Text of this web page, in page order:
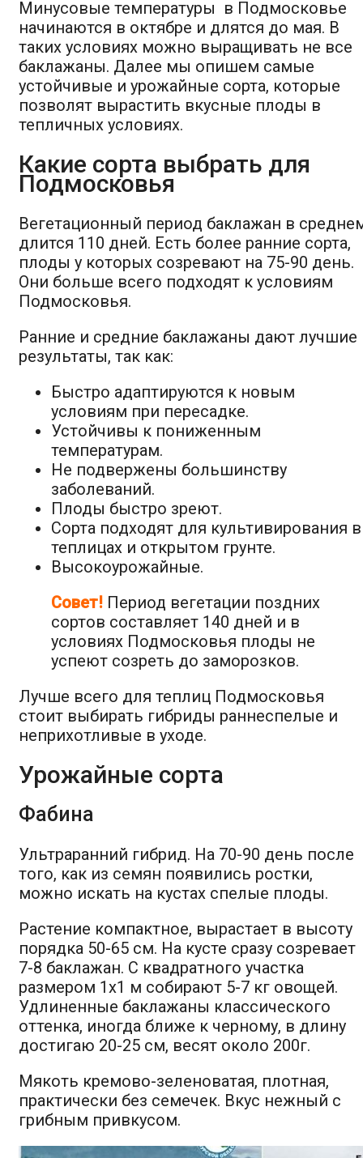
Минусовые температуры в Подмосковье
начинаются в октябре и длятся до мая. В
таких условиях можно выращивать не все
баклажаны. Далее мы опишем самые
устойчивые и урожайные сорта, которые
позволят вырастить вкусные плоды в
тепличных условиях.
Какие сорта выбрать для
Подмосковья
Вегетационный период баклажан в
длится 110 дней. Есть более ранние сорта,
плоды у которых созревают на 75-90 день.
Они больше всего подходят к условиям
Подмосковья.
Ранние и средние баклажаны дают лучшие
результаты, так как:
Быстро адаптируются к новым
условиям при пересадке.
Устойчивы к пониженным
температурам.
Не подвержены большинству
заболеваний.
Плоды быстро зреют.
Сорта подходят для культивирования в
теплицах и открытом грунте.
Высокоурожайные.
Совет! Период вегетации поздних
сортов составляет 140 дней и в
условиях Подмосковья плоды не
успеют созреть до заморозков.
Лучше всего для теплиц Подмосковья
стоит выбирать гибриды раннеспелые и
неприхотливые в уходе.
Урожайные сорта
Фабина
Ультраранний гибрид. На 70-90 день после
того, как из семян появились ростки,
можно искать на кустах спелые плоды.
Растение компактное, вырастает в высоту
порядка 50-65 см. На кусте сразу созревает
7-8 баклажан. С квадратного участка
размером 1х1 м собирают 5-7 кг овощей.
Удлиненные баклажаны классического
оттенка, иногда ближе к черному, в длину
достигаю 20-25 см, весят около 200г.
Мякоть кремово-зеленоватая, плотная,
практически без семечек. Вкус нежный с
грибным привкусом.